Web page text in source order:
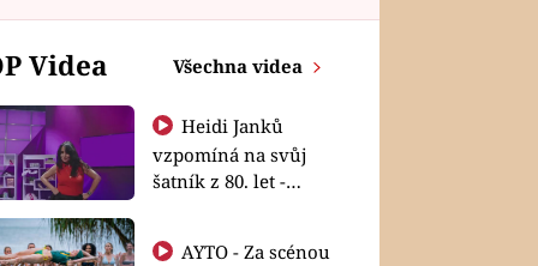
Videa Všechna videa
Heidi Janků
vzpomíná na svůj
šatník z 80. let -